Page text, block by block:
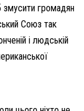
змусити громадян
Союз так
і людській